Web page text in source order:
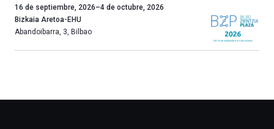
Un
año
más,
16 de septiembre, 2026–4 de octubre, 2026
Bizkaia Aretoa-EHU
Abandoibarra, 3, Bilbao